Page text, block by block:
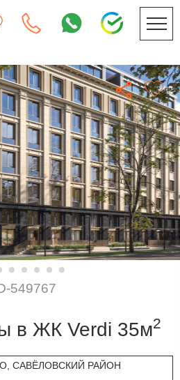
549767
в ЖК Verdi 35м2
САВЁЛОВСКИЙ РАЙОН